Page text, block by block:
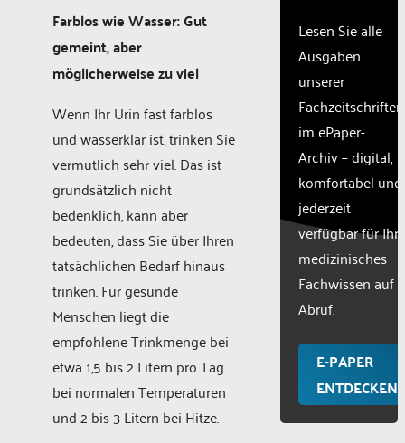
Farblos wie Wasser: Gut
gemeint, aber
möglicherweise zu viel
Wenn Ihr Urin fast farblos
und wasserklar ist, trinken Sie
vermutlich sehr viel. Das ist
grundsätzlich nicht
bedenklich, kann aber
bedeuten, dass Sie über Ihren
tatsächlichen Bedarf hinaus
trinken. Für gesunde
Menschen liegt die
empfohlene Trinkmenge bei
etwa 1,5 bis 2 Litern pro Tag
bei normalen Temperaturen
und 2 bis 3 Litern bei Hitze.
Lesen Sie alle
Ausgaben
unserer
Fachzeitschriften
im ePaper-
Archiv – digital,
komfortabel und
jederzeit
verfügbar für Ihr
medizinisches
Fachwissen auf
Abruf.
E-PAPER
ENTDECKEN